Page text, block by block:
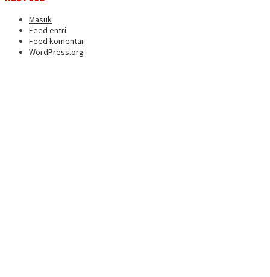
Masuk
Feed entri
Feed komentar
WordPress.org